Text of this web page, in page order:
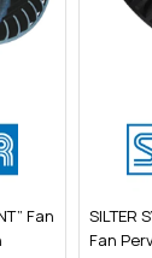
Fan
SILTER
Fan